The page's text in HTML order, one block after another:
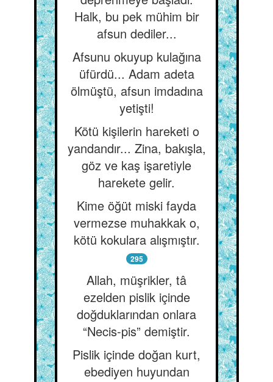
Halk, bu pek mühim bir
afsun dediler...
Afsunu okuyup kulağına
üfürdü... Adam adeta
ölmüştü, afsun imdadına
yetişti!
Kötü kişilerin hareketi o
yandandır... Zina, bakışla,
göz ve kaş işaretiyle
harekete gelir.
Kime öğüt miski fayda
vermezse muhakkak o,
kötü kokulara alışmıştır.
295
Allah, müşrikler, tâ
ezelden pislik içinde
doğduklarından onlara
“Necis-pis” demiştir.
Pislik içinde doğan kurt,
ebediyen huyundan